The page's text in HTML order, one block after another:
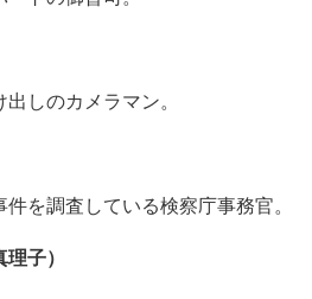
しのカメラマン。
を調査している検察庁事務官。
子）